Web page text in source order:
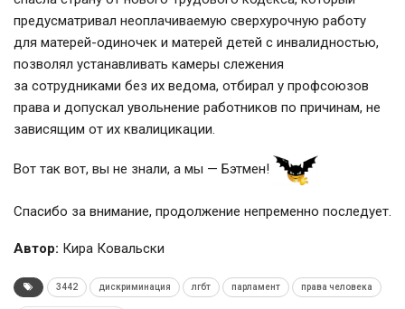
предусматривал неоплачиваемую сверхурочную работу
для матерей-одиночек и матерей детей с инвалидностью,
позволял устанавливать камеры слежения
за сотрудниками без их ведома, отбирал у профсоюзов
права и допускал увольнение работников по причинам, не
зависящим от их квалицикации.
Вот так вот, вы не знали, а мы — Бэтмен!
Спасибо за внимание, продолжение непременно последует.
Автор: Кира Ковальски
3442 дискриминация лгбт парламент права человека